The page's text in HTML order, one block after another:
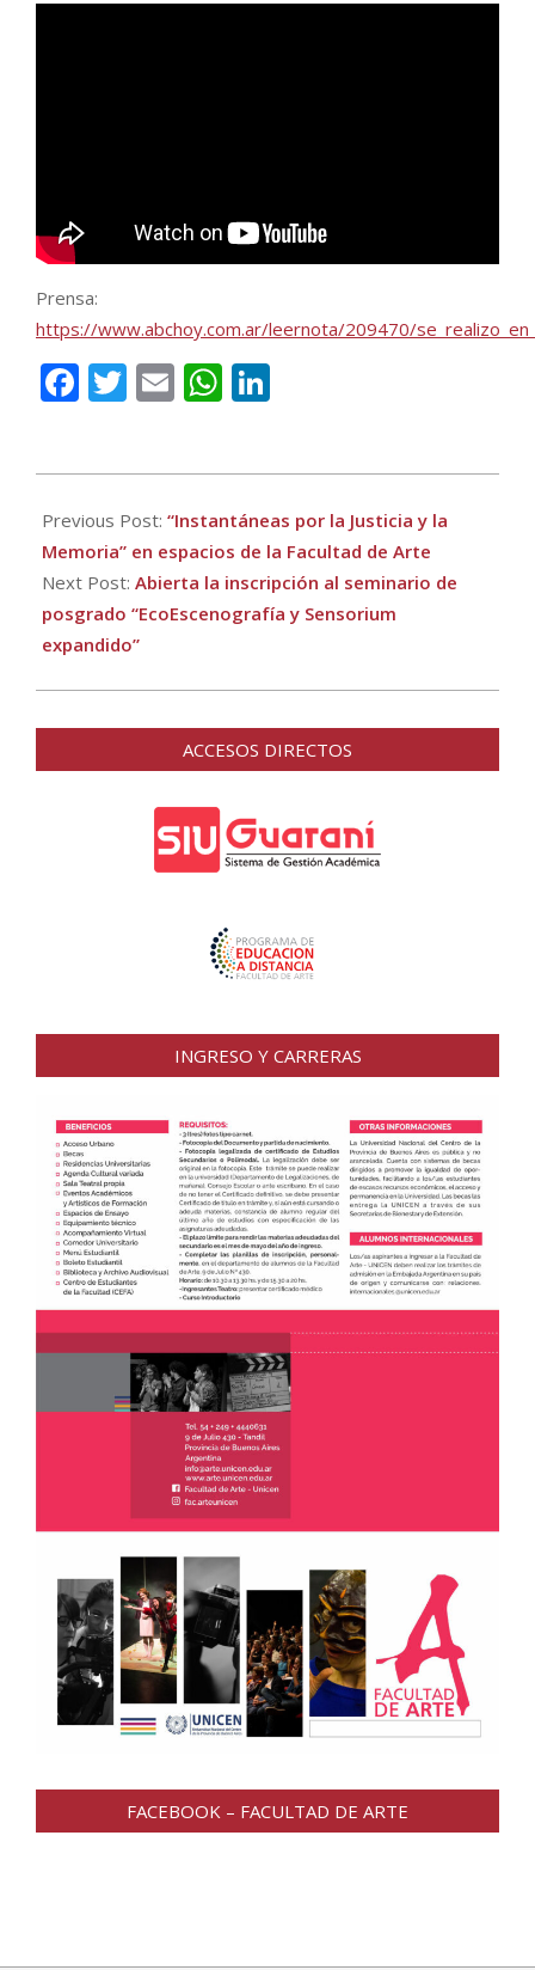
Prensa:
https://www.abchoy.com.ar/leernota/209470/
Facebook
Twitter
EmailWhatsApp
05-
28
Previous Post: “Instantáneas por la Justicia y la
Memoria” en espacios de la Facultad de Arte
Next Post: Abierta la inscripción al seminario de
posgrado “EcoEscenografía y Sensorium
expandido”
ACCESOS DIRECTOS
INGRESO Y CARRERAS
FACEBOOK – FACULTAD DE ARTE